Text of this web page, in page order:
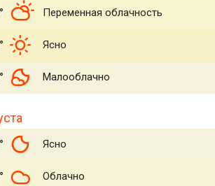
Переменная облачность
Ясно
Малооблачно
Ясно
Облачно